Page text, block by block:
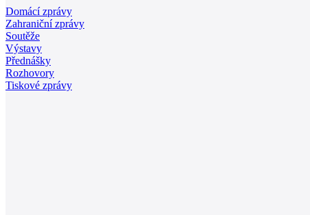
Domácí zprávy
Zahraniční zprávy
Soutěže
Výstavy
Přednášky
Rozhovory
Tiskové zprávy